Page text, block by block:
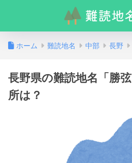
ホーム 難読地名 中部 長野
長野県の難読地名「勝
所は？